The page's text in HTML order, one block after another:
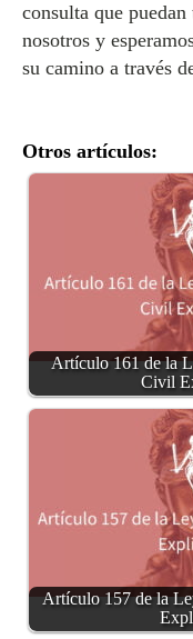
consulta que
nosotros y
su camino a través
Otros artículos:
Artículo 161 de la
Civil
Artículo 157 de la